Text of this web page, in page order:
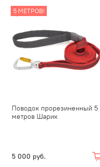
5 МЕТРОВ!
Поводок прорезиненный 5
метров Шарик
5 000 руб.